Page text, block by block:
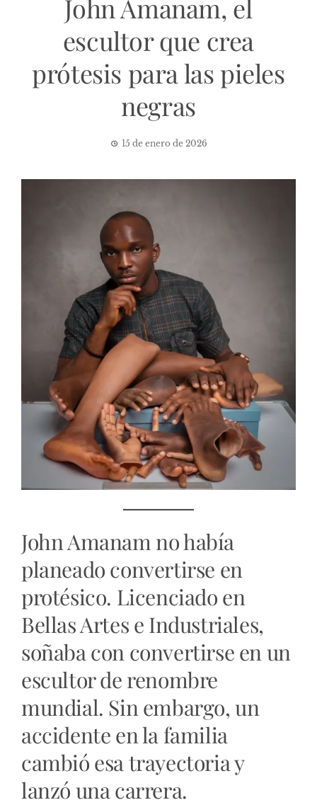
John Amanam, el
escultor que crea
prótesis para las pieles
negras
15 de enero de 2026
John Amanam no había
planeado convertirse en
protésico. Licenciado en
Bellas Artes e Industriales,
soñaba con convertirse en un
escultor de renombre
mundial. Sin embargo, un
accidente en la familia
cambió esa trayectoria y
lanzó una carrera.